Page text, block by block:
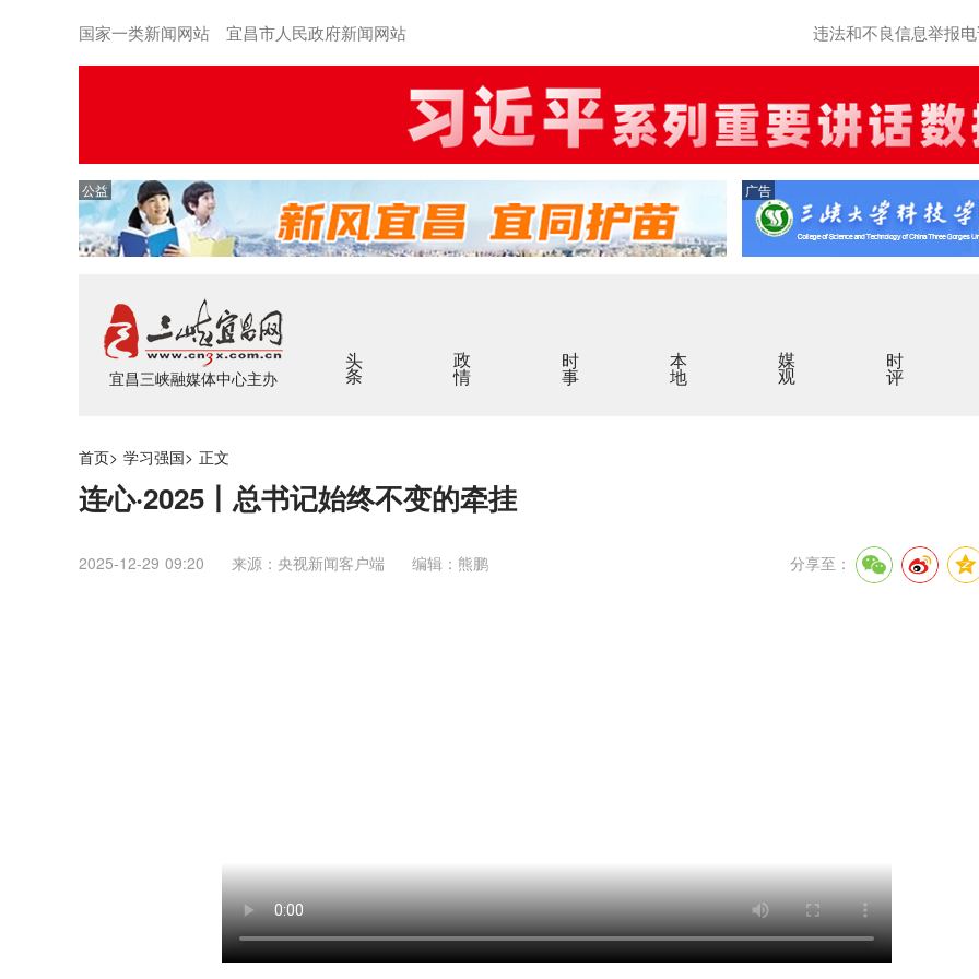
国家一类新闻网站 宜昌市人民政府新闻网站 违法和不良信息举报
公益 广告
宜昌三峡融媒体中心主办
头条 政情 时事 本地 媒观 时评
首页> 学习强国> 正文
连心·2025丨总书记始终不变的牵挂
2025-12-29 09:20 来源：央视新闻客户端 编辑：熊鹏 分享至：